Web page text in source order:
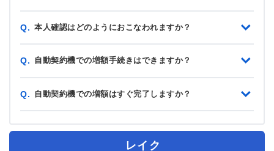
Q. 本人確認はどのようにおこなわれますか？
Q. 自動契約機での増額手続きはできますか？
Q. 自動契約機での増額はすぐ完了しますか？
レイク